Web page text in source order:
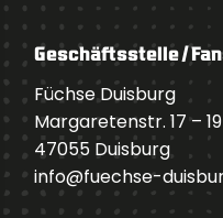
Geschäftsstelle /
Füchse Duisburg
Margaretenstr. 17 – 19
47055 Duisburg
info@fuechse-